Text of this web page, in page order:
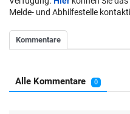
Melde- und Abhilfestelle